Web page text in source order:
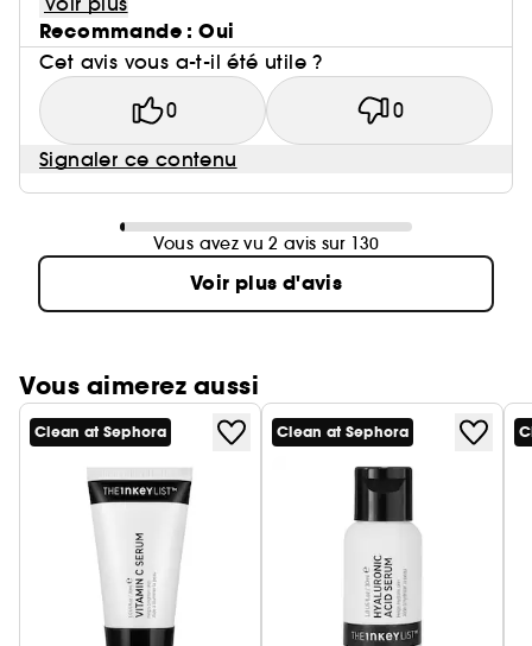
Recommande : Oui
Cet avis vous a-t-il été utile ?
0 0
Signaler ce contenu
Vous avez vu 2 avis sur 130
Voir plus d'avis
Vous aimerez aussi
Clean at Sephora Clean at Sephora